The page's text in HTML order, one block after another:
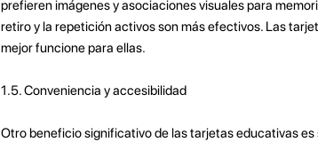
prefieren imágenes y asociaciones visuales para
retiro y la repetición activos son más efectivos. Las
mejor funcione para ellas.
1.5. Conveniencia y accesibilidad
Otro beneficio significativo de las tarjetas educativas